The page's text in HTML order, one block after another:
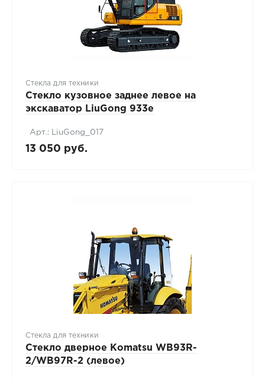
Стекла для техники
Стекло кузовное заднее левое на
экскаватор LiuGong 933е
Арт.: LiuGong_017
13 050 руб.
Стекла для техники
Стекло дверное Komatsu WB93R-
2/WB97R-2 (левое)